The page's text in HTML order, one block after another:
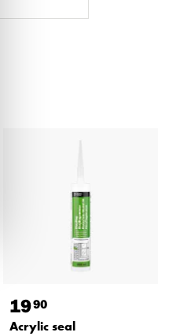
1990
Acrylic seal